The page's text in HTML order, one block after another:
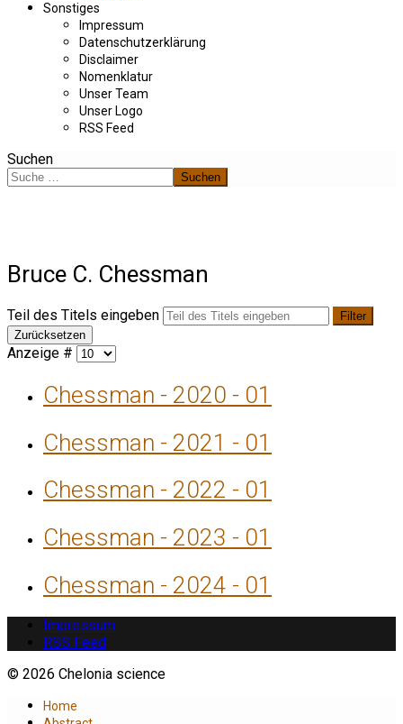
Sonstiges
Impressum
Datenschutzerklärung
Disclaimer
Nomenklatur
Unser Team
Unser Logo
RSS Feed
Suchen
Suchen
Bruce C. Chessman
Teil des Titels eingeben
Filter
Zurücksetzen
Anzeige #
Chessman - 2020 - 01
Chessman - 2021 - 01
Chessman - 2022 - 01
Chessman - 2023 - 01
Chessman - 2024 - 01
Impressum
RSS Feed
© 2026 Chelonia science
Home